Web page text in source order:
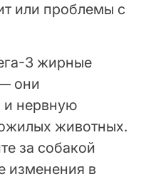
или проблемы с
3 жирные
они
нервную
животных.
за собакой
изменения в